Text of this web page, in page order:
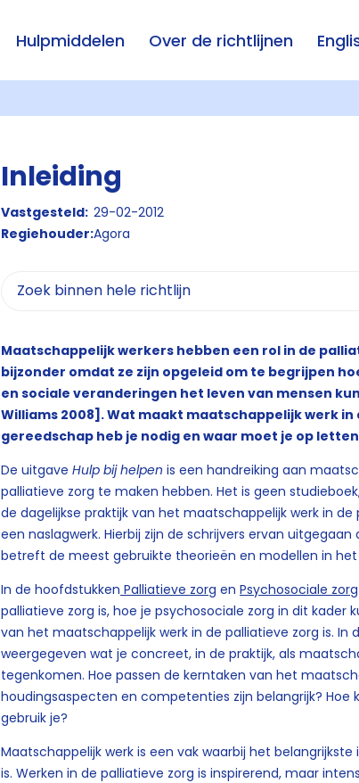
Hulpmiddelen Over de richtlijnen
Inleiding
Vastgesteld: 29-02-2012
Regiehouder:Agora
Maatschappelijk werkers hebben een rol in de
bijzonder omdat ze zijn opgeleid om te begrijpen
en sociale veranderingen het leven van mensen
Williams 2008]. Wat maakt maatschappelijk werk
gereedschap heb je nodig en waar moet je op
De uitgave Hulp bij helpen is een handreiking aan
palliatieve zorg te maken hebben. Het is geen
de dagelijkse praktijk van het maatschappelijk werk in de
een naslagwerk. Hierbij zijn de schrijvers ervan
betreft de meest gebruikte theorieën en modellen in
In de hoofdstukken Palliatieve zorg en Psychosociale
palliatieve zorg is, hoe je psychosociale zorg in dit kader
van het maatschappelijk werk in de palliatieve zorg is. In
weergegeven wat je concreet, in de praktijk, als
tegenkomen. Hoe passen de kerntaken van het
houdingsaspecten en competenties zijn belangrijk? Hoe
gebruik je?
Maatschappelijk werk is een vak waarbij het
is. Werken in de palliatieve zorg is inspirerend, maar